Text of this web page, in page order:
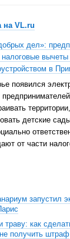
на VL.ru
дел»:
налоговые
в
появился
детские
от части
запустил
траву: как
получить штраф